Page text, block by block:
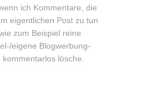
ich Kommentare, die
eigentlichen Post zu tun
zum Beispiel reine
eigene Blogwerbung-
kommentarlos lösche.